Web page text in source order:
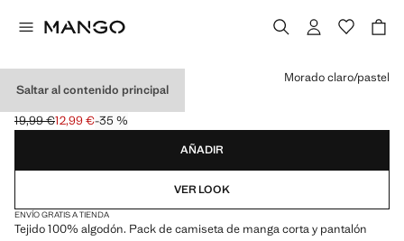
Saltar al contenido principal
PIJAMA CORTO RAYAS
Precio inicial tachado [19,99 € ]
19,99 €
Precio actual [12,99 € ]
12,99 €-35 %
Selecciona un color
Morado claro/pastel
AÑADIR
VER LOOK
ENVÍO GRATIS A TIENDA
Tejido 100% algodón. Pack de camiseta de manga corta y pantalón